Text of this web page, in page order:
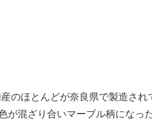
のほとんどが奈良県で製造さ
混ざり合いマーブル柄になっ